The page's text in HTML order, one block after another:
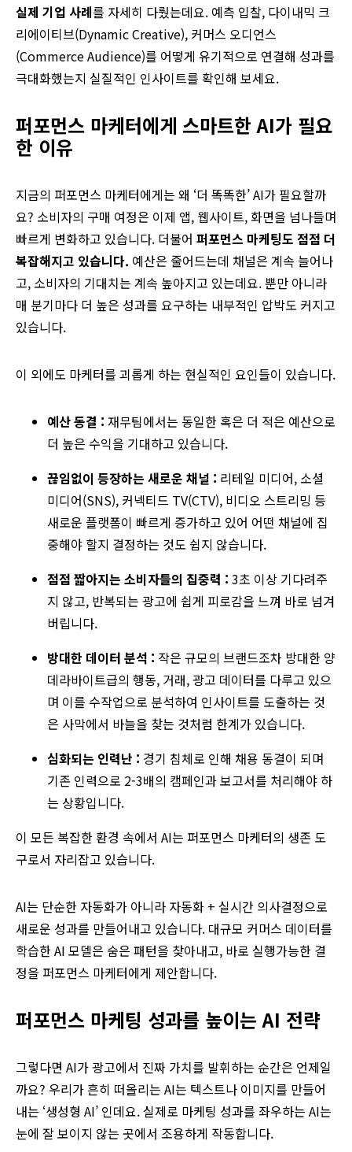
실제 기업 사례를 자세히 다뤘는데요. 예측 입찰, 다이내믹 크
리에이티브(Dynamic Creative), 커머스 오디언스
(Commerce Audience)를 어떻게 유기적으로 연결해 성과를
극대화했는지 실질적인 인사이트를 확인해 보세요.
퍼포먼스 마케터에게 스마트한 AI가 필요
한 이유
지금의 퍼포먼스 마케터에게는 왜 ‘더 똑똑한’ AI가 필요할까
요? 소비자의 구매 여정은 이제 앱, 웹사이트, 화면을 넘나들며
빠르게 변화하고 있습니다. 더불어 퍼포먼스 마케팅도 점점 더
복잡해지고 있습니다. 예산은 줄어드는데 채널은 계속 늘어나
고, 소비자의 기대치는 계속 높아지고 있는데요. 뿐만 아니라
매 분기마다 더 높은 성과를 요구하는 내부적인 압박도 커지고
있습니다.
이 외에도 마케터를 괴롭게 하는 현실적인 요인들이 있습니다.
예산 동결 : 재무팀에서는 동일한 혹은 더 적은 예산으로
더 높은 수익을 기대하고 있습니다.
끊임없이 등장하는 새로운 채널 : 리테일 미디어, 소셜
미디어(SNS), 커넥티드 TV(CTV), 비디오 스트리밍 등
새로운 플랫폼이 빠르게 증가하고 있어 어떤 채널에 집
중해야 할지 결정하는 것도 쉽지 않습니다.
점점 짧아지는 소비자들의 집중력 : 3초 이상 기다려주
지 않고, 반복되는 광고에 쉽게 피로감을 느껴 바로 넘겨
버립니다.
방대한 데이터 분석 : 작은 규모의 브랜드조차 방대한 양
데라바이트급의 행동, 거래, 광고 데이터를 다루고 있으
며 이를 수작업으로 분석하여 인사이트를 도출하는 것
은 사막에서 바늘을 찾는 것처럼 한계가 있습니다.
심화되는 인력난 : 경기 침체로 인해 채용 동결이 되며
기존 인력으로 2-3배의 캠페인과 보고서를 처리해야 하
는 상황입니다.
이 모든 복잡한 환경 속에서 AI는 퍼포먼스 마케터의 생존 도
구로서 자리잡고 있습니다.
AI는 단순한 자동화가 아니라 자동화 + 실시간 의사결정으로
새로운 성과를 만들어내고 있습니다. 대규모 커머스 데이터를
학습한 AI 모델은 숨은 패턴을 찾아내고, 바로 실행가능한 결
정을 퍼포먼스 마케터에게 제안합니다.
퍼포먼스 마케팅 성과를 높이는AI 전략
그렇다면 AI가 광고에서 진짜 가치를 발휘하는 순간은 언제일
까요? 우리가 흔히 떠올리는 AI는 텍스트나 이미지를 만들어
내는 ‘생성형 AI’ 인데요. 실제로 마케팅 성과를 좌우하는 AI는
눈에 잘 보이지 않는 곳에서 조용하게 작동합니다.